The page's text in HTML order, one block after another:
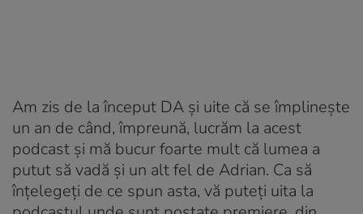
Am zis de la început DA și uite că se împlinește
un an de când, împreună, lucrăm la acest
podcast și mă bucur foarte mult că lumea a
putut să vadă și un alt fel de Adrian. Ca să
înțelegeți de ce spun asta, vă puteți uita la